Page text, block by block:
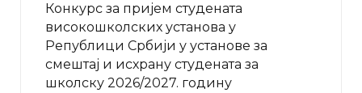
Конкурс за пријем студената
високошколских установа у
Републици Србији у установе за
смештај и исхрану студената за
школску 2026/2027. годину